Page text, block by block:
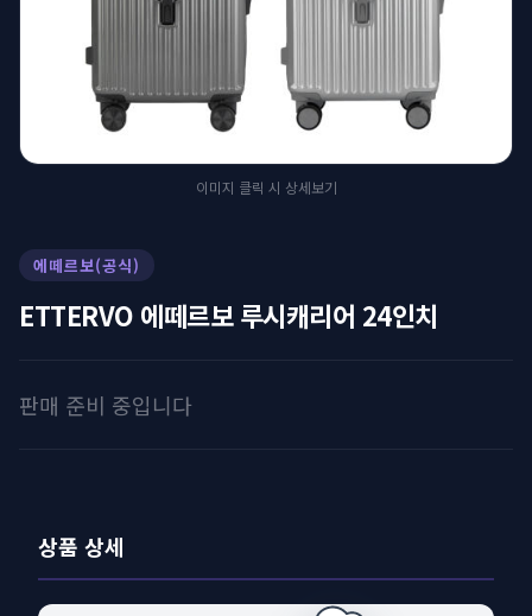
이미지 클릭 시 상세보기
에떼르보(공식)
ETTERVO 에떼르보 루시캐리어 24인치
판매 준비 중입니다
상품 상세